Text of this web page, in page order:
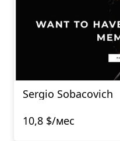
Sergio Sobacovich
10,8 $/мес